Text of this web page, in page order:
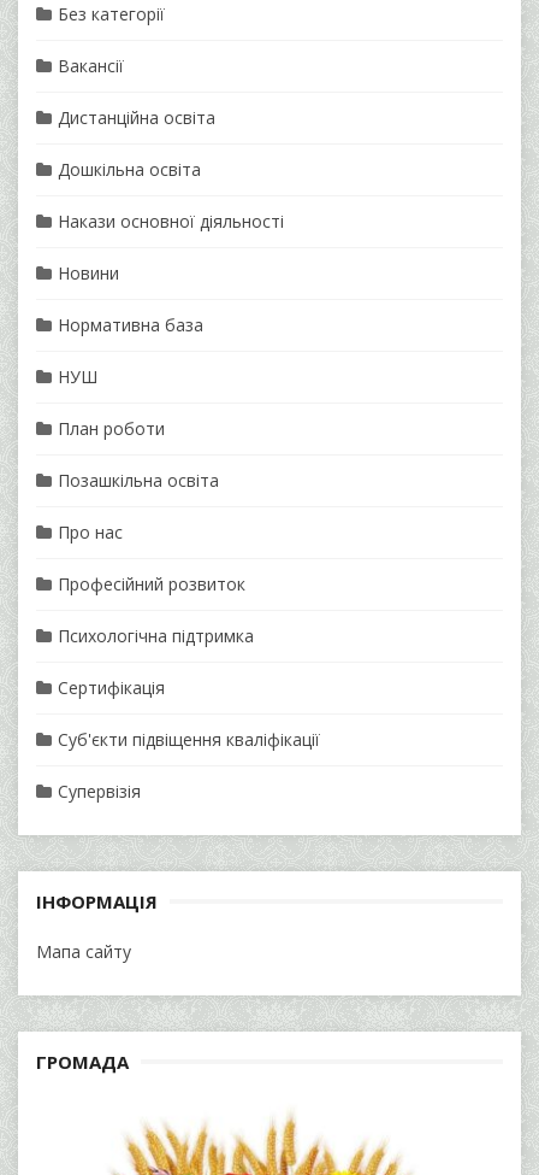
Без категорії
Вакансії
Дистанційна освіта
Дошкільна освіта
Накази основної діяльності
Новини
Нормативна база
НУШ
План роботи
Позашкільна освіта
Про нас
Професійний розвиток
Психологічна підтримка
Сертифікація
Суб'єкти підвіщення кваліфікації
Супервізія
ІНФОРМАЦІЯ
Мапа сайту
ГРОМАДА